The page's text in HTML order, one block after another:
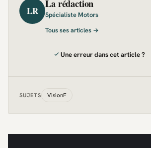
LR
La rédaction
Spécialiste Motors
Tous ses articles →
Une erreur dans cet article ?
SUJETS VisionF